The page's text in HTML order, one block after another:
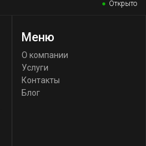
Открыто
Меню
О компании
Услуги
Контакты
Блог